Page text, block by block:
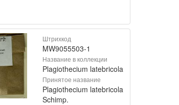
Штрихкод
MW9055503-1
Название в коллекции
Plagiothecium latebricola
Принятое название
Plagiothecium latebricola
Schimp.